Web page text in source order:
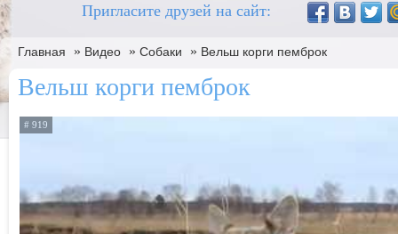
Пригласите друзей на сайт:
Главная » Видео » Собаки » Вельш корги пемброк
Вельш корги пемброк
# 919